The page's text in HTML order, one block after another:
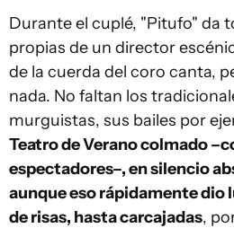
Durante el cuplé, "Pitufo" da
propias de un director
de la cuerda del coro canta,
nada. No faltan los
murguistas, sus bailes por
Teatro de Verano colmado
espectadores–, en silencio
aunque eso rápidamente dio
de risas, hasta carcajadas,